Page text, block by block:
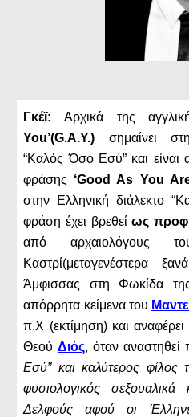
Γκέϊ: Αρχικά της
You’(G.A.Y.) σημαίνει
“Καλός Όσο Εσύ” και είναι
φράσης ‘Good As You
στην Ελληνική διάλεκτο
φράση έχει βρεθείως
από αρχαιολόγους
Καστρί(μεταγενέστερα
Άμφισσας στη Φωκίδα
απόρρητα κείμενα του
π.Χ (εκτίμηση) και
ΘεούΔιός, όταν αναστηθεί
Εσύ” και καλύτερος φίλος
φυσιολογικός
Δελφούς αφού οι